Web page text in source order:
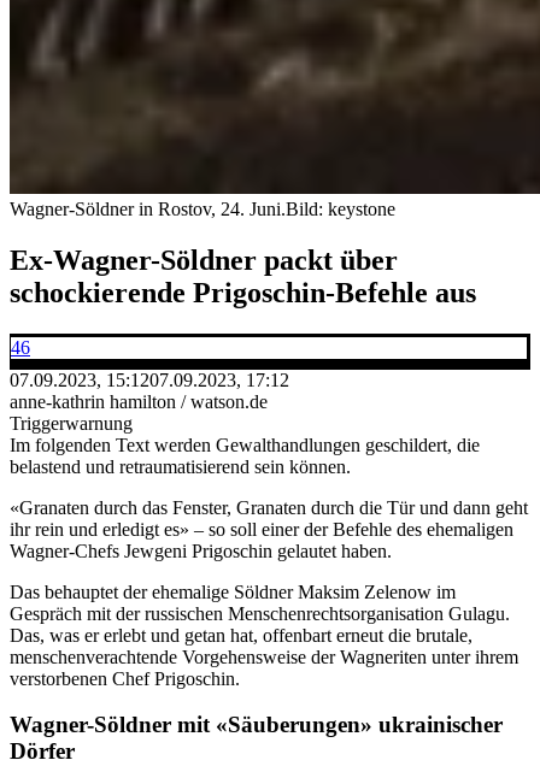
Wagner-Söldner in Rostov, 24. Juni.Bild: keystone
Ex-Wagner-Söldner packt über
schockierende Prigoschin-Befehle aus
46
07.09.2023, 15:1207.09.2023, 17:12
anne-kathrin hamilton / watson.de
Triggerwarnung
Im folgenden Text werden Gewalthandlungen geschildert, die
belastend und retraumatisierend sein können.
«Granaten durch das Fenster, Granaten durch die Tür und dann geht
ihr rein und erledigt es» – so soll einer der Befehle des ehemaligen
Wagner-Chefs Jewgeni Prigoschin gelautet haben.
Das behauptet der ehemalige Söldner Maksim Zelenow im
Gespräch mit der russischen Menschenrechtsorganisation Gulagu.
Das, was er erlebt und getan hat, offenbart erneut die brutale,
menschenverachtende Vorgehensweise der Wagneriten unter ihrem
verstorbenen Chef Prigoschin.
Wagner-Söldner mit «Säuberungen» ukrainischer
Dörfer